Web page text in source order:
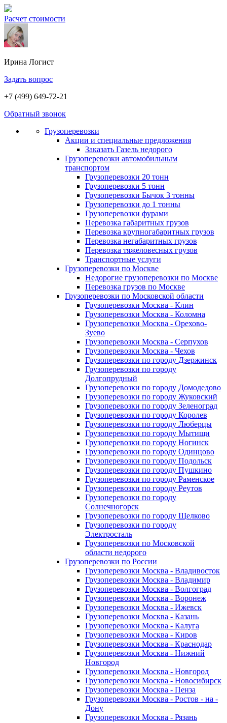
Расчет стоимости
Ирина Логист
Задать вопрос
+7 (499) 649-72-21
Обратный звонок
Грузоперевозки
Акции и специальные предложения
Заказать Газель недорого
Грузоперевозки автомобильным
транспортом
Грузоперевозки 20 тонн
Грузоперевозки 5 тонн
Грузоперевозки Бычок 3 тонны
Грузоперевозки до 1 тонны
Грузоперевозки фурами
Перевозка габаритных грузов
Перевозка крупногабаритных грузов
Перевозка негабаритных грузов
Перевозка тяжеловесных грузов
Транспортные услуги
Грузоперевозки по Москве
Недорогие грузоперевозки по Москве
Перевозка грузов по Москве
Грузоперевозки по Московской области
Грузоперевозки Москва - Клин
Грузоперевозки Москва - Коломна
Грузоперевозки Москва - Орехово-
Зуево
Грузоперевозки Москва - Серпухов
Грузоперевозки Москва - Чехов
Грузоперевозки по городу Дзержинск
Грузоперевозки по городу
Долгопрудный
Грузоперевозки по городу Домодедово
Грузоперевозки по городу Жуковский
Грузоперевозки по городу Зеленоград
Грузоперевозки по городу Королев
Грузоперевозки по городу Люберцы
Грузоперевозки по городу Мытищи
Грузоперевозки по городу Ногинск
Грузоперевозки по городу Одинцово
Грузоперевозки по городу Подольск
Грузоперевозки по городу Пушкино
Грузоперевозки по городу Раменское
Грузоперевозки по городу Реутов
Грузоперевозки по городу
Солнечногорск
Грузоперевозки по городу Щелково
Грузоперевозки по городу
Электросталь
Грузоперевозки по Московской
области недорого
Грузоперевозки по России
Грузоперевозки Москва - Владивосток
Грузоперевозки Москва - Владимир
Грузоперевозки Москва - Волгоград
Грузоперевозки Москва - Воронеж
Грузоперевозки Москва - Ижевск
Грузоперевозки Москва - Казань
Грузоперевозки Москва - Калуга
Грузоперевозки Москва - Киров
Грузоперевозки Москва - Краснодар
Грузоперевозки Москва - Нижний
Новгород
Грузоперевозки Москва - Новгород
Грузоперевозки Москва - Новосибирск
Грузоперевозки Москва - Пенза
Грузоперевозки Москва - Ростов - на -
Дону
Грузоперевозки Москва - Рязань